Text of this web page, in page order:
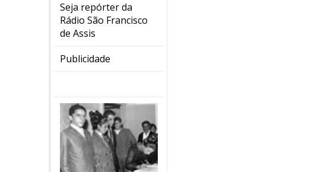
Seja repórter da
Rádio São Francisco
de Assis
Publicidade